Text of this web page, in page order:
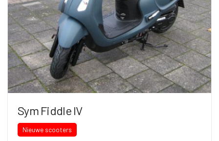
Sym Fiddle IV
Nieuwe scooters